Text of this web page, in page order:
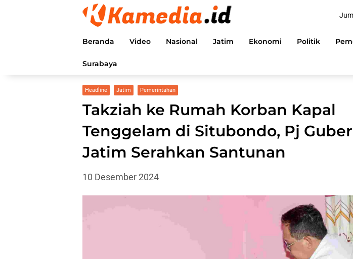
Beranda Video Nasional Jatim Ekonomi Politik
Surabaya
Headline Jatim Pemerintahan
Takziah ke Rumah Korban Kapal
Tenggelam di Situbondo, Pj
Jatim Serahkan Santunan
10 Desember 2024